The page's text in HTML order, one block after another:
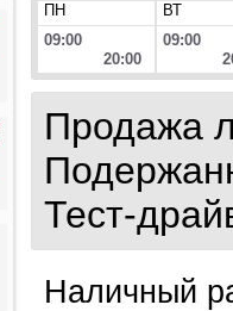
ПН
ВТ
09:00
20:00
09:00
Продажа
Тест-
Наличный